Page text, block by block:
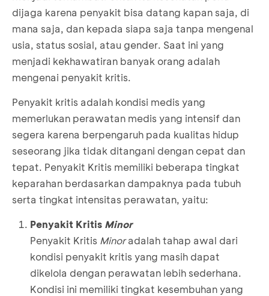
dijaga karena penyakit bisa datang kapan saja, di
mana saja, dan kepada siapa saja tanpa mengenal
usia, status sosial, atau gender. Saat ini yang
menjadi kekhawatiran banyak orang adalah
mengenai penyakit kritis.
Penyakit kritis adalah kondisi medis yang
memerlukan perawatan medis yang intensif dan
segera karena berpengaruh pada kualitas hidup
seseorang jika tidak ditangani dengan cepat dan
tepat. Penyakit Kritis memiliki beberapa tingkat
keparahan berdasarkan dampaknya pada tubuh
serta tingkat intensitas perawatan, yaitu:
Penyakit Kritis Minor
Penyakit Kritis Minoradalah tahap awal dari
kondisi penyakit kritis yang masih dapat
dikelola dengan perawatan lebih sederhana.
Kondisi ini memiliki tingkat kesembuhan yang